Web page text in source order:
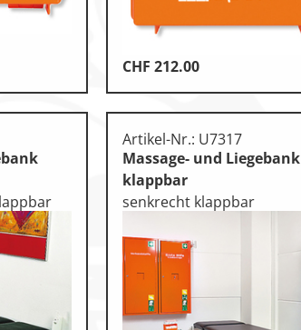
Psychomotorik
Dokumentation
Vereinsbedarf
Gymnastik, Ballett
Beachvolleyball
CHF 212.00
Artikel-Nr.: U7317
Massage- und Liegebank
klappbar
senkrecht klappbar